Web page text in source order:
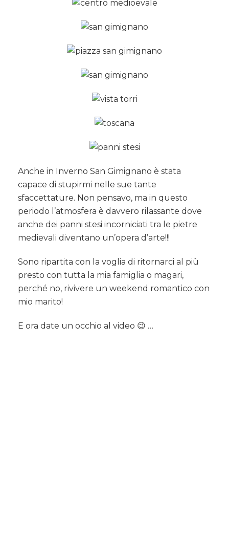
Anche in Inverno San Gimignano è stata
capace di stupirmi nelle sue tante
sfaccettature. Non pensavo, ma in questo
periodo l’atmosfera è davvero rilassante dove
anche dei panni stesi incorniciati tra le pietre
medievali diventano un’opera d’arte!!!
Sono ripartita con la voglia di ritornarci al più
presto con tutta la mia famiglia o magari,
perché no, rivivere un weekend romantico con
mio marito!
E ora date un occhio al video 😉 …